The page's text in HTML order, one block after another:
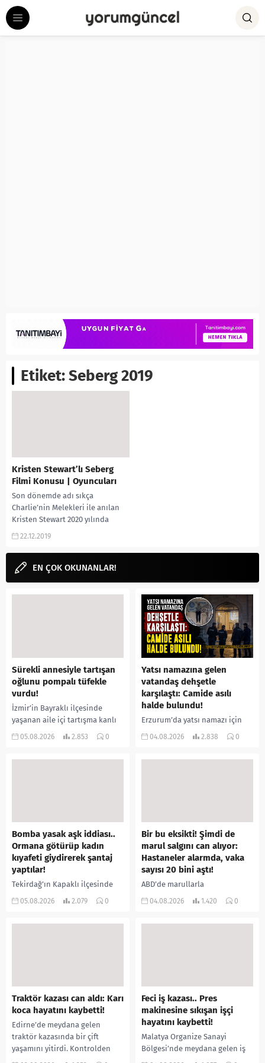
Etiket:Seberg 2019
Kristen Stewart’lı Seberg
Filmi Konusu | Oyuncuları
Son dönemde adı sıkça
Charlie’nin Melekleri ile anılan
Kristen Stewart 2020 yılında
çıkacak olan Seberg filminin
22.12.2019
EN ÇOK OKUNANLAR!
Sürekli annesiyle tartışan
oğlunu pompalı tüfekle
vurdu!
İzmir’in Bayraklı ilçesinde
yaşanan aile içi tartışma kanlı
bitti. İddiaya göre, uzun süredir
05.08.2026 2.853 0
Yatsı namazına gelen
vatandaş dehşetle
karşılaştı: Camide asılı
halde bulundu!
Erzurum’da yatsı namazı için
camiye gelen bir vatandaş,
04.08.2026 2.838 0
Bomba yasak aşk iddiası..
Ormana götürüp kadın
kıyafeti giydirerek şantaj
yaptılar!
Tekirdağ’ın Kapaklı ilçesinde
bir kişiyi, arkadaşının eşiyle
05.08.2026 2.079 0
Bir bu eksikti! Şimdi de
marul salgını can alıyor:
Hastaneler alarmda, vaka
sayısı 20 bini aştı!
ABD’de marullarla
ilişkilendirilen siklospora
04.08.2026 1.420 0
Traktör kazası can aldı: Karı
koca hayatını kaybetti!
Edirne’de meydana gelen
traktör kazasında bir çift
yaşamını yitirdi. Kontrolden
çıkarak devrilen traktörün
Feci iş kazası.. Pres
makinesine sıkışan işçi
hayatını kaybetti!
Malatya Organize Sanayi
Bölgesi’nde meydana gelen iş
kazasında, pres makinesine